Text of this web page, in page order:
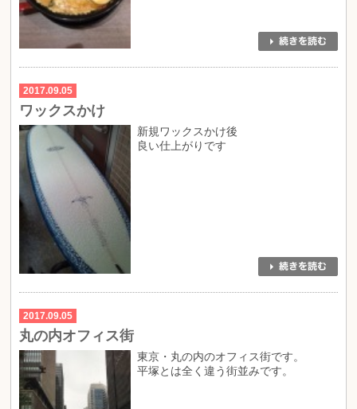
2017.09.05
ワックスかけ
新規ワックスかけ後
良い仕上がりです
2017.09.05
丸の内オフィス街
東京・丸の内のオフィス街です。
平塚とは全く違う街並みです。